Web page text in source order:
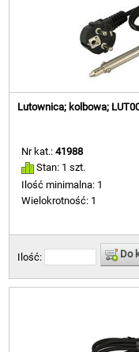
Lutownica; kolbowa;
Nr kat.:41988
Stan: 1 szt.
Ilość minimalna: 1
Wielokrotność: 1
Ilość: Do